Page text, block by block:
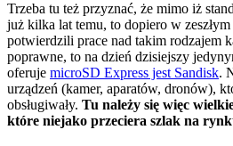
Trzeba tu też przyznać, że mimo iż
już kilka lat temu, to dopiero w
potwierdzili prace nad takim rodzajem
poprawne, to na dzień dzisiejszy
oferuje microSD Express jest Sandisk.
urządzeń (kamer, aparatów, dronów),
obsługiwały. Tu należy się więc
które niejako przeciera szlak na